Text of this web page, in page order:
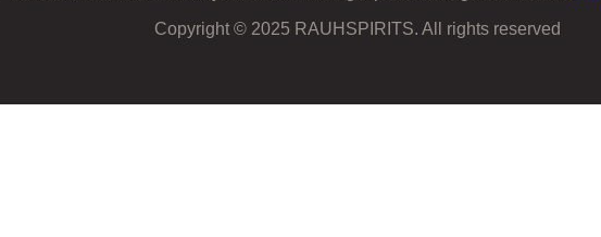
Copyright © 2025 RAUHSPIRITS. All rights reserved